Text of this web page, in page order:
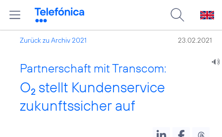
Zurück zu Archiv 2021 23.02.2021
Partnerschaft mit Transcom:
O2 stellt Kundenservice
zukunftssicher auf